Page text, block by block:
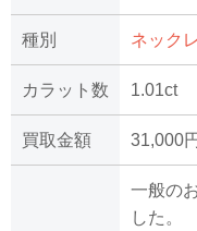
種別 ネック
カラット数 1.01ct
買取金額 31,000円
一般の
した。